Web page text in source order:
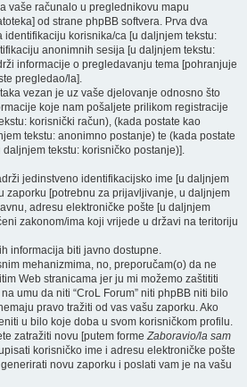
vaše računalo u preglednikovu mapu
od strane phpBB softvera. Prva dva
identifikaciju korisnika/ca [u daljnjem tekstu:
anonimnih sesija [u daljnjem tekstu:
informacije o pregledavanju tema [pohranjuje
pregledao/la].
vezan je uz vaše djelovanje odnosno što
koje nam pošaljete prilikom registracije
korisnički račun), (kada postate kao
tekstu: anonimno postanje) te (kada postate
tekstu: korisničko postanje)].
jedinstveno identifikacijsko ime [u daljnjem
zaporku [potrebnu za prijavljivanje, u daljnjem
adresu elektroničke pošte [u daljnjem
zakonom/ima koji vrijede u državi na teritoriju
informacija biti javno dostupne.
mehanizmima, no, preporučam(o) da ne
Web stranicama jer ju mi možemo zaštititi
umu da niti “CroL Forum” niti phpBB niti bilo
pravo tražiti od vas vašu zaporku. Ako
u bilo koje doba u svom korisničkom profilu.
zatražiti novu [putem formeZaboravio/la sam
korisničko ime i adresu elektroničke pošte
novu zaporku i poslati vam je na vašu